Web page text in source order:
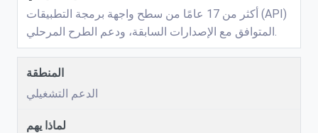
أكثر من 17 عامًا من سطح واجهة برمجة التطبيقات (API)
المتوافق مع الإصدارات السابقة، ودعم الطرح المرحلي.
الدعم التشغيلي